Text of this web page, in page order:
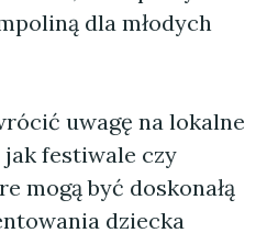
dla młodych
uwagę na lokalne
festiwale czy
mogą być doskonałą
dziecka